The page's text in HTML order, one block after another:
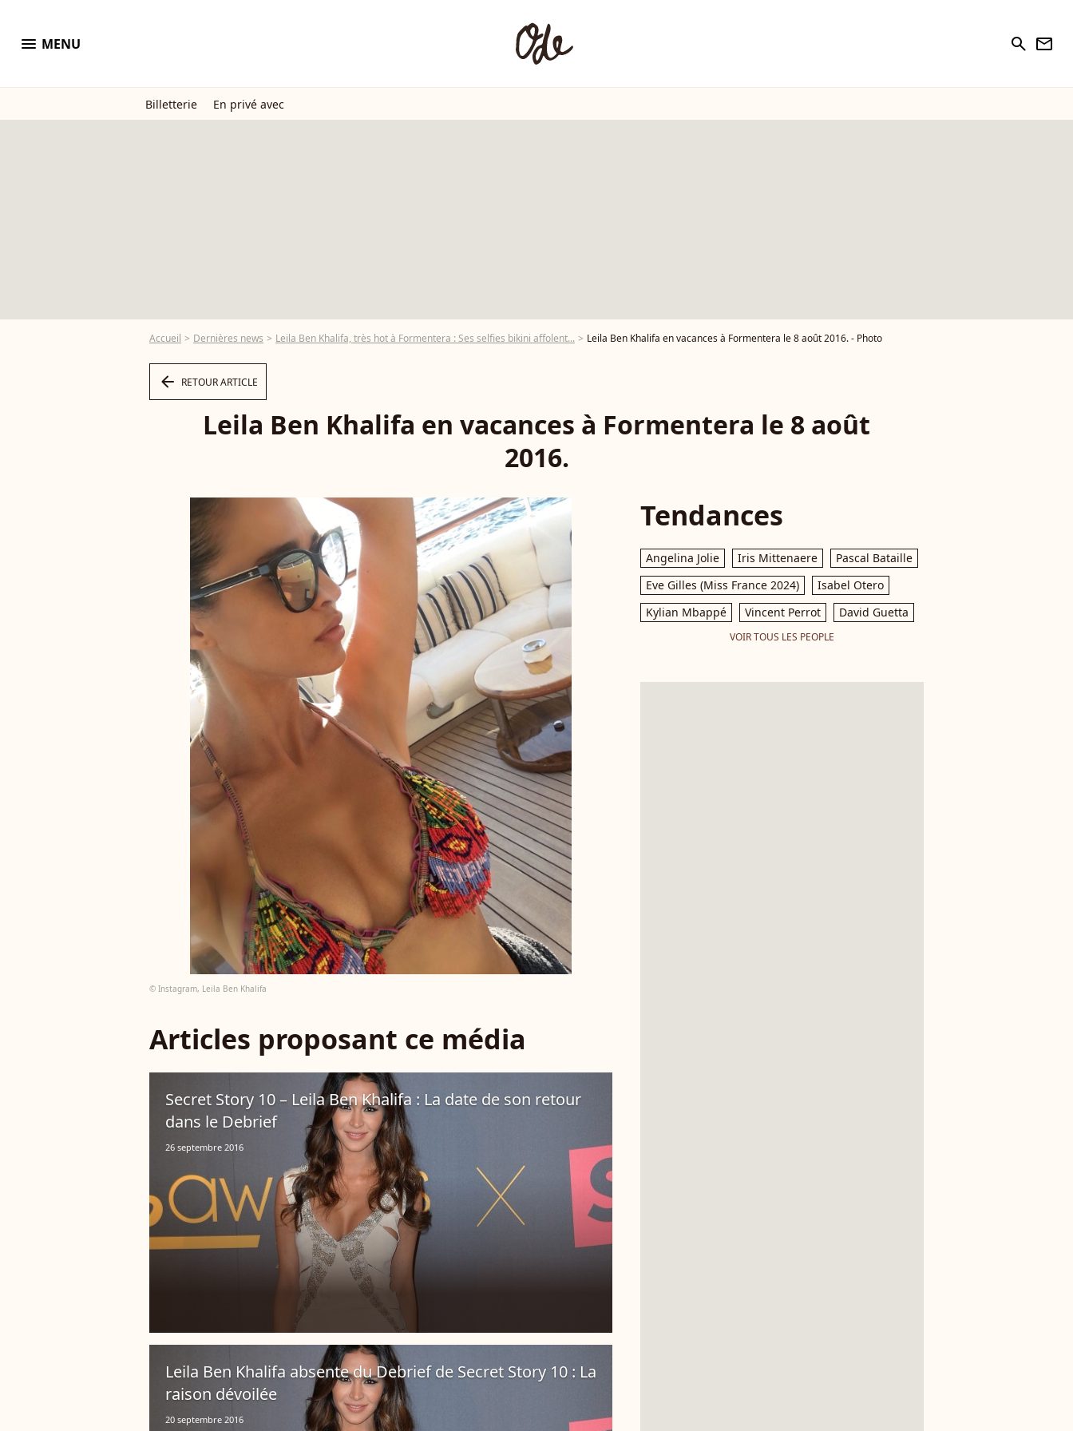
menu MENU search newsletter
Billetterie En privé avec
Accueil Dernières news Leila Ben Khalifa, très hot à Formentera : Ses selfies bikini affolent... Leila Ben Khalifa en vacances à Formentera le 8 août 2016. - Photo
arrow_left RETOUR ARTICLE
Leila Ben Khalifa en vacances à Formentera le 8 août
2016.
© Instagram, Leila Ben Khalifa
Articles proposant ce média
Secret Story 10 – Leila Ben Khalifa : La date de son retour
dans le Debrief
26 septembre 2016
Leila Ben Khalifa absente du Debrief de Secret Story 10 : La
raison dévoilée
20 septembre 2016
Tendances
Angelina Jolie Iris Mittenaere
Pascal Bataille
Eve Gilles (Miss France 2024)
Isabel Otero
Kylian Mbappé
Vincent Perrot David Guetta
VOIR TOUS LES PEOPLE